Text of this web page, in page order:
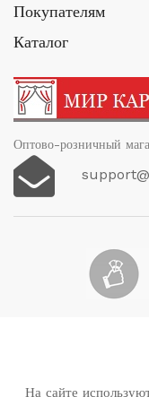
Покупателям
Каталог
Оптово-розничный
На сайте